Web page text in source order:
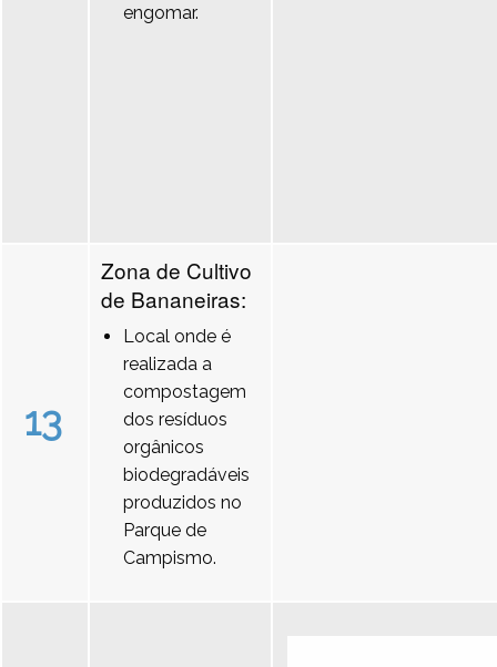
engomar.
13
Zona de Cultivo
de Bananeiras:
Local onde é
realizada a
compostagem
dos resíduos
orgânicos
biodegradáveis
produzidos no
Parque de
Campismo.